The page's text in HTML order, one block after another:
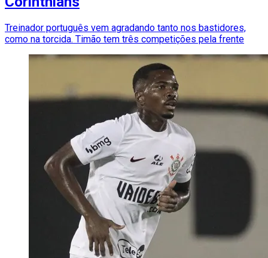
Treinador português vem agradando tanto nos bastidores,
como na torcida. Timão tem três competições pela frente